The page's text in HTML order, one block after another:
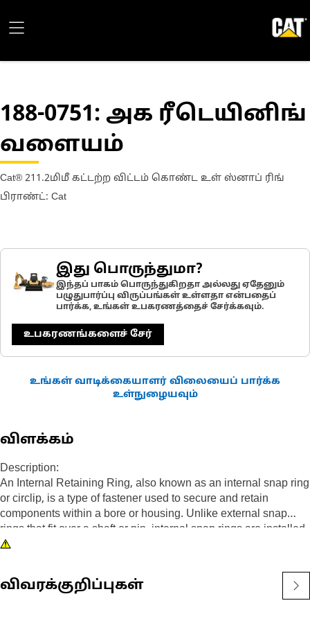
188-0751: அக ரீடெயினிங்
வளையம்
Cat® 211.2மிமீ கட்டற்ற விட்டம் கொண்ட உள் ஸ்னாப் ரிங்
பிராண்ட்: Cat
இது பொருந்துமா?
இந்தப் பாகம் பொருந்துகிறதா அல்லது ஏதேனும்
பழுதுபார்ப்பு விருப்பங்கள் உள்ளதா என்பதைப்
பார்க்க, உங்கள் உபகரணத்தைச் சேர்க்கவும்.
உபகரணங்களைச் சேர்
உங்கள் வாடிக்கையாளர் விலையைப் பார்க்க
உள்நுழையவும்
விளக்கம்
Description:
An Internal Retaining Ring, also known as an internal snap ring
or circlip, is a type of fastener used to secure and retain
components within a bore or housing. Unlike external snap
rings that fit over a shaft or pin, internal snap rings are installed
inside a bore or groove to hold components in place. The main
displacement of components within a bore or housing. It acts as
a retaining device, holding components such as bearings,
விவரக்குறிப்புகள்